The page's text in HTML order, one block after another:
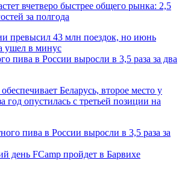
вчетверо быстрее общего рынка: 2,5
за полгода
пива в России выросли в 3,5 раза за два
Беларусь, второе место у
год опустилась с третьей позиции на
день FCamp пройдет в Барвихе